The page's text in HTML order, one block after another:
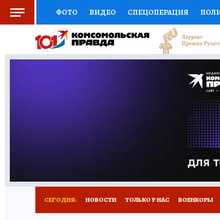
ФОТО ВИДЕО СПЕЦОПЕРАЦИЯ
СОЦПОДДЕРЖКА НАУКА СПОРТ
ВЫБОР ЭКСПЕРТОВ ДОКТОР
ПРОГНОЗЫ НА СПОРТ
НОВОЕ
СЕГОДНЯ: НОВОСТИ ТОЛЬКО У НАС ВОЕНКОРЫ